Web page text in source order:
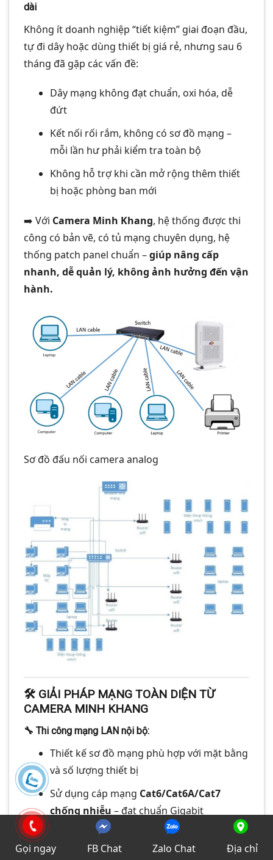
dài
Không ít doanh nghiệp “tiết kiệm” giai đoạn đầu,
tự đi dây hoặc dùng thiết bị giá rẻ, nhưng sau 6
tháng đã gặp các vấn đề:
Dây mạng không đạt chuẩn, oxi hóa, dễ
đứt
Kết nối rối rắm, không có sơ đồ mạng –
mỗi lần hư phải kiểm tra toàn bộ
Không hỗ trợ khi cần mở rộng thêm thiết
bị hoặc phòng ban mới
➡️ Với Camera Minh Khang, hệ thống được thi
công có bản vẽ, có tủ mạng chuyên dụng, hệ
thống patch panel chuẩn –giúp nâng cấp
nhanh, dễ quản lý, không ảnh hưởng đến vận
hành.
Sơ đồ đấu nối camera analog
🛠️ GIẢI PHÁP MẠNG TOÀN DIỆN TỪ
CAMERA MINH KHANG
🔧 Thi công mạng LAN nội bộ:
Thiết kế sơ đồ mạng phù hợp với mặt bằng
và số lượng thiết bị
Sử dụng cáp mạng Cat6/Cat6A/Cat7
chống nhiễu – đạt chuẩn Gigabit
Switch công nghiệp
TP-Link, Ruijie, UniFi,
Cisco…
Gọi ngay FB Chat Zalo Chat Địa chỉ